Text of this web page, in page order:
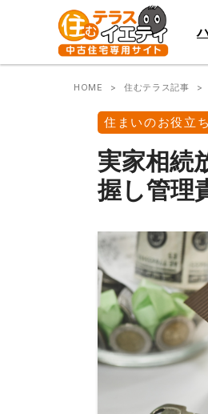
HOME 住むテラス記事
住まいのお役立
実家相続
握し管理